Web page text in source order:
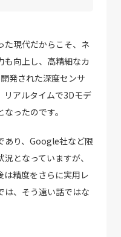
た現代だからこそ、ネ
も向上し、高精細なカ
発された深度センサ
リアルタイムで3Dモデ
ったのです。
あり、Google社など限
となっていますが、
は精度をさらに実用レ
は、そう遠い話ではな